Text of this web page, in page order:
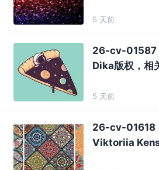
5 天前
26-cv-01587
Dika版权，相
5 天前
26-cv-01618
Viktoriia